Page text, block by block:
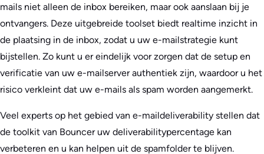
mails niet alleen de inbox bereiken, maar ook aanslaan bij je
ontvangers. Deze uitgebreide toolset biedt realtime inzicht in
de plaatsing in de inbox, zodat u uw e-mailstrategie kunt
bijstellen. Zo kunt u er eindelijk voor zorgen dat de setup en
verificatie van uw e-mailserver authentiek zijn, waardoor u het
risico verkleint dat uw e-mails als spam worden aangemerkt.
Veel experts op het gebied van e-maildeliverability stellen dat
de toolkit van Bouncer uw deliverabilitypercentage kan
verbeteren en u kan helpen uit de spamfolder te blijven.